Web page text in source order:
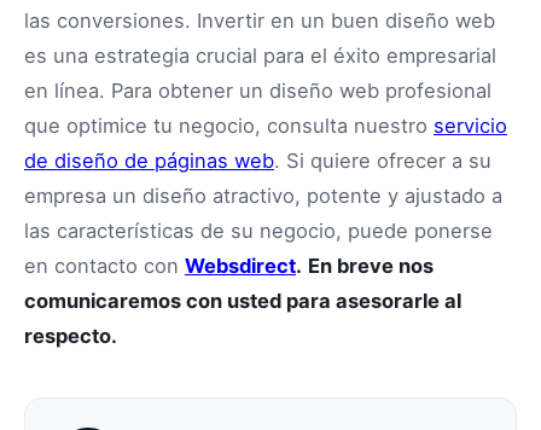
las conversiones. Invertir en un buen diseño web
es una estrategia crucial para el éxito empresarial
en línea. Para obtener un diseño web profesional
que optimice tu negocio, consulta nuestro servicio
de diseño de páginas web. Si quiere ofrecer a su
empresa un diseño atractivo, potente y ajustado a
las características de su negocio, puede ponerse
en contacto con Websdirect. En breve nos
comunicaremos con usted para asesorarle al
respecto.